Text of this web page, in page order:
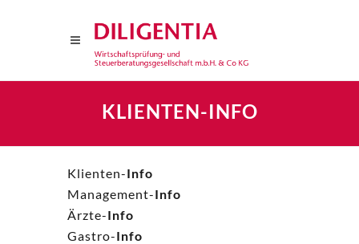
KLIENTEN-INFO
Klienten-Info
Management-Info
Ärzte-Info
Gastro-Info